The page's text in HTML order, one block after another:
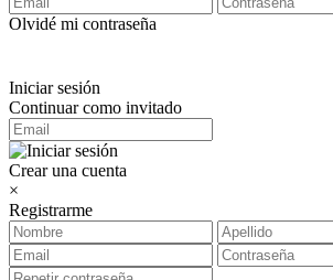
Olvidé mi contraseña
Iniciar sesión
Continuar como invitado
Crear una cuenta
×
Registrarme